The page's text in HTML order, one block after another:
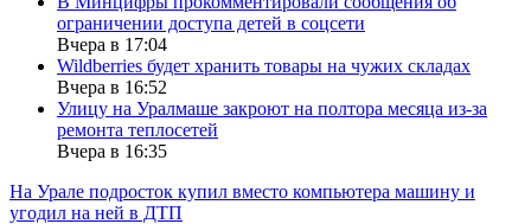
ограничении доступа детей в соцсети
Вчера в 17:04
Wildberries будет хранить товары на чужих складах
Вчера в 16:52
Улицу на Уралмаше закроют на полтора месяца из-за
ремонта теплосетей
Вчера в 16:35
На Урале подросток купил вместо компьютера машину и
угодил на ней в ДТП